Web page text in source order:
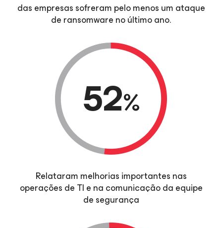
das empresas sofreram pelo menos um ataque
de ransomware no último ano.
52%
Relataram melhorias importantes nas
operações de TI e na comunicação da equipe
de segurança